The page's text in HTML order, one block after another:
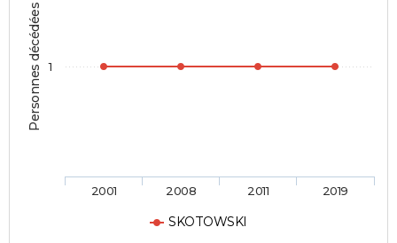
Personnes décédées
SKOTOWSKI
2001 2008 2011 2019
1